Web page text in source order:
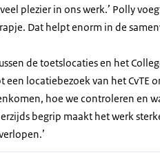
plezier in ons werk.’ Polly
Dat helpt enorm in de
de toetslocaties en het
een locatiebezoek van het CvTE
hoe we controleren en
begrip maakt het werk